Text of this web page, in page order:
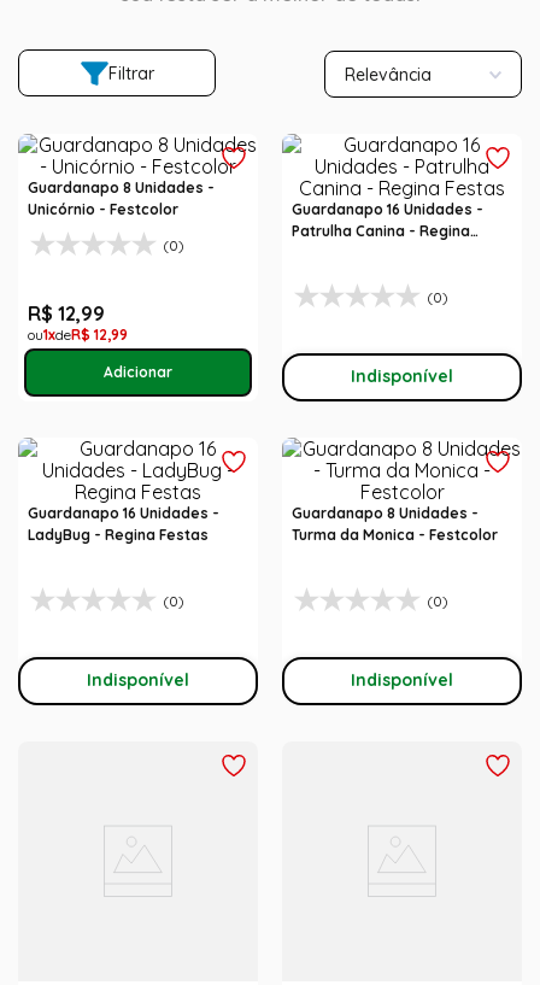
Filtrar Relevância
Guardanapo 8 Unidades -
Unicórnio - Festcolor
(0)
R$ 12,99
1 R$ 12,99
Guardanapo 16 Unidades -
Patrulha Canina - Regina
(0)
Indisponível
Guardanapo 16 Unidades -
LadyBug - Regina Festas
(0)
Indisponível
Guardanapo 8 Unidades -
Turma da Monica - Festcolor
(0)
Indisponível